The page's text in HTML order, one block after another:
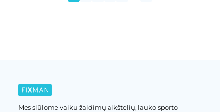
Mes siūlome vaikų žaidimų aikštelių, lauko sporto